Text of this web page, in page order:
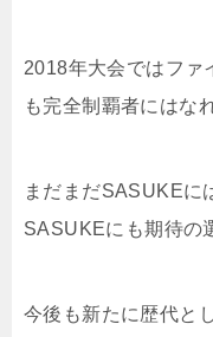
2018年大会ではファ
も完全制覇者にはな
まだまだSASUKEに
SASUKEにも期待の
今後も新たに歴代と